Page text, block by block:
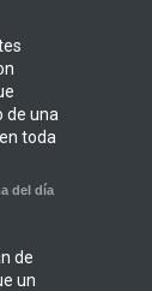
de una
toda
del día
de
un